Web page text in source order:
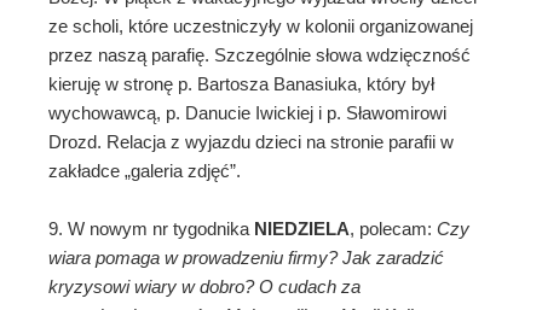
ze scholi, które uczestniczyły w kolonii organizowanej
przez naszą parafię. Szczególnie słowa wdzięczność
kieruję w stronę p. Bartosza Banasiuka, który był
wychowawcą, p. Danucie Iwickiej i p. Sławomirowi
Drozd. Relacja z wyjazdu dzieci na stronie parafii w
zakładce „galeria zdjęć”.
9. W nowym nr tygodnika NIEDZIELA, polecam: Czy
wiara pomaga w prowadzeniu firmy? Jak zaradzić
kryzysowi wiary w dobro? O cudach za